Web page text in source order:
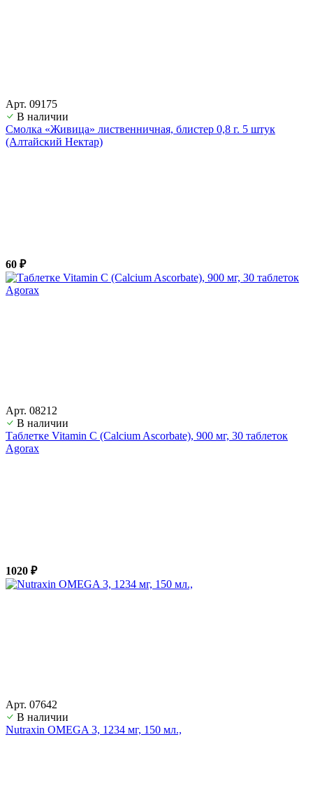
Арт. 09175
В наличии
Смолка «Живица» лиственничная, блистер 0,8 г. 5 штук
(Алтайский Нектар)
60 ₽
Арт. 08212
В наличии
Таблетке Vitamin C (Calcium Ascorbate), 900 мг, 30 таблеток
Agorax
1020 ₽
Арт. 07642
В наличии
Nutraxin OMEGA 3, 1234 мг, 150 мл.,